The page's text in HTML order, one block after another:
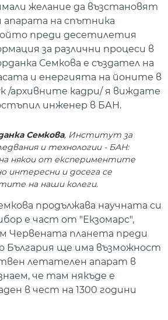
желание да възстановят
апарата на спътника
преди десетилетия
за различни процеси в
Семкова е създател на
и енергията на йоните в
/архивните кадри/ я виждате
инженер в БАН.
Семкова, Институт за
и технологии - БАН:
някои от експериментите
интересни и досега се
на наши колеги.
продължава научната си
е част от "Екзомарс",
Червената планета преди
България ще има възможност
летателен апарат в
че там някъде е
в чест на 1300 години